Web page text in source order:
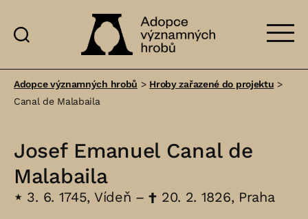
významných
Adopce významných hrobů > Hroby zařazené do projektu >
Canal de Malabaila
Josef Emanuel Canal de
Malabaila
⋆ 3. 6. 1745, Vídeň –† 20. 2. 1826, Praha